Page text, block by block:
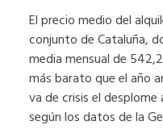
El precio medio del
conjunto de Cataluña,
media mensual de
más barato que el año
va de crisis el
según los datos de la